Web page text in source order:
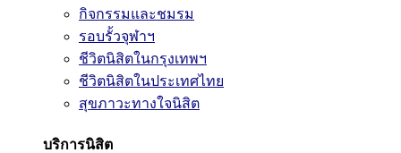
กิจกรรมและชมรม
รอบรั้วจุฬาฯ
ชีวิตนิสิตในกรุงเทพฯ
ชีวิตนิสิตในประเทศไทย
สุขภาวะทางใจนิสิต
บริการนิสิต